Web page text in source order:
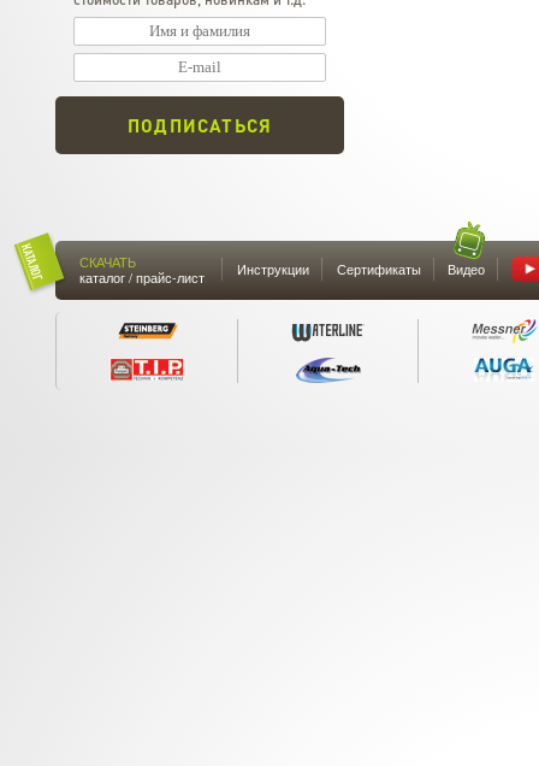
ПОДПИСАТЬСЯ
СКАЧАТЬ
каталог / прайс-лист
Инструкции Сертификаты Видео